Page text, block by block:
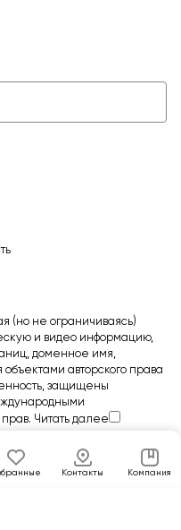
Контакты Компания
(но не ограничиваясь)
и видео информацию,
доменное имя,
авторского права
защищены
Читать далее